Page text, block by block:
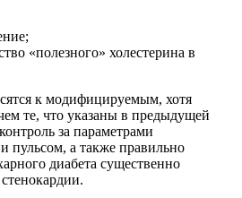
«полезного» холестерина в
к модифицируемым, хотя
те, что указаны в предыдущей
за параметрами
пульсом, а также правильно
диабета существенно